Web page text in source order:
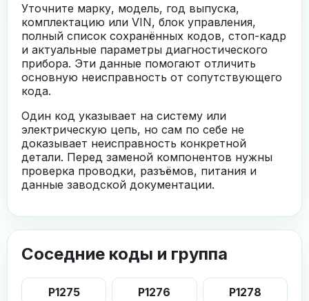
Уточните марку, модель, год выпуска,
комплектацию или VIN, блок управления,
полный список сохранённых кодов, стоп-кадр
и актуальные параметры диагностического
прибора. Эти данные помогают отличить
основную неисправность от сопутствующего
кода.
Один код указывает на систему или
электрическую цепь, но сам по себе не
доказывает неисправность конкретной
детали. Перед заменой компонентов нужны
проверка проводки, разъёмов, питания и
данные заводской документации.
Соседние коды и группа
P1275 P1276 P1278